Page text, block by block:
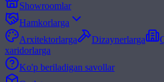
Showroomlar
Hamkorlarga
Arxitektorlarga
Dizaynerlarga
xaridorlarga
Ko'p beriladigan savollar